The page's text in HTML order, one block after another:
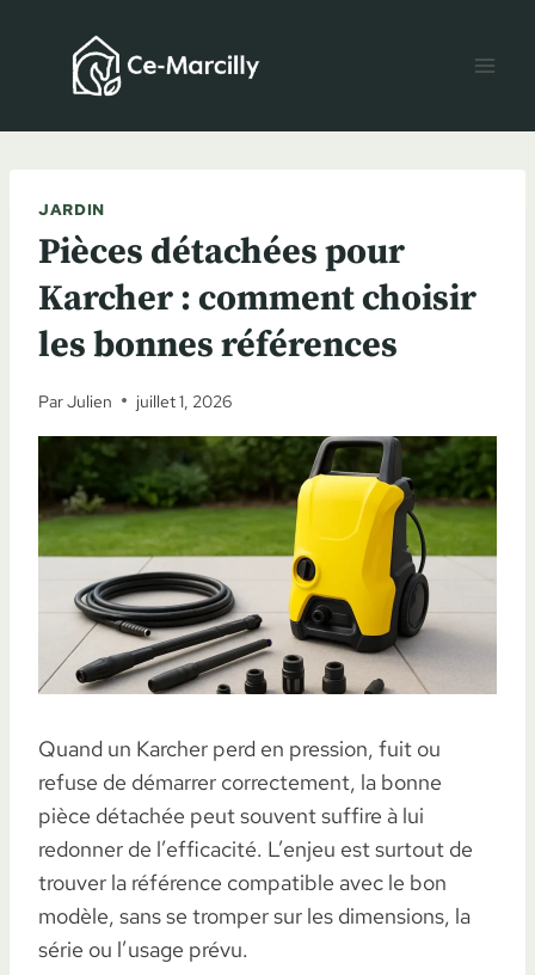
contenu
JARDIN
Pièces détachées pour
Karcher : comment choisir
les bonnes références
ParJulien juillet 1, 2026
Quand un Karcher perd en pression, fuit ou
refuse de démarrer correctement, la bonne
pièce détachée peut souvent suffire à lui
redonner de l’efficacité. L’enjeu est surtout de
trouver la référence compatible avec le bon
modèle, sans se tromper sur les dimensions, la
série ou l’usage prévu.